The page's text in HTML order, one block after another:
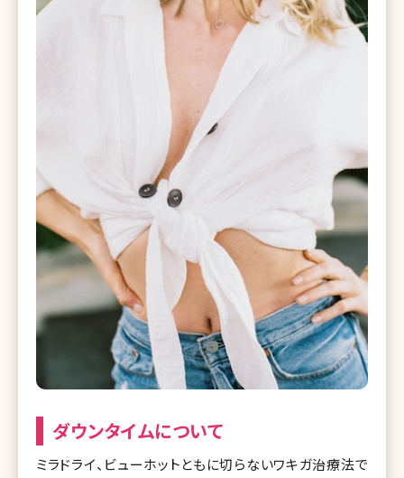
ダウンタイムについて
ミラドライ、ビューホットともに切らないワキガ治療法で